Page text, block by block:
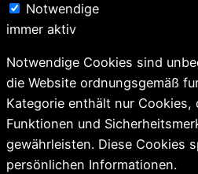
Notwendige
immer aktiv
Notwendige Cookies sind
die Website ordnungsgemäß
Kategorie enthält nur Cookies,
Funktionen und
gewährleisten. Diese Cookies
persönlichen Informationen.